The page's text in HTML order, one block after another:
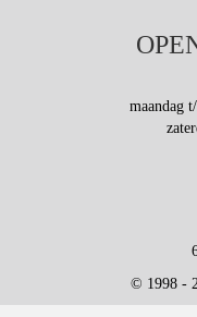
maandag
© 1998 -